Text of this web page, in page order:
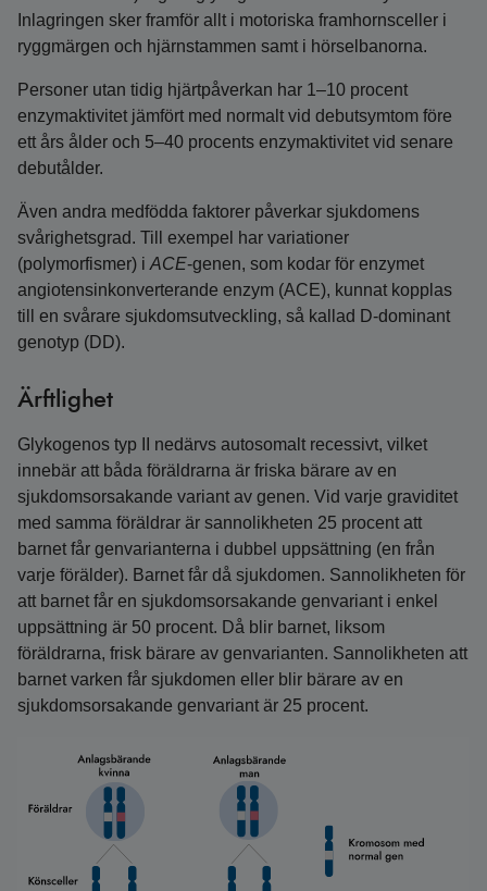
Inlagringen sker framför allt i motoriska framhornsceller i
ryggmärgen och hjärnstammen samt i hörselbanorna.
Personer utan tidig hjärtpåverkan har 1–10 procent
enzymaktivitet jämfört med normalt vid debutsymtom före
ett års ålder och 5–40 procents enzymaktivitet vid senare
debutålder.
Även andra medfödda faktorer påverkar sjukdomens
svårighetsgrad. Till exempel har variationer
(polymorfismer) i ACE-genen, som kodar för enzymet
angiotensinkonverterande enzym (ACE), kunnat kopplas
till en svårare sjukdomsutveckling, så kallad D-dominant
genotyp (DD).
Ärftlighet
Glykogenos typ II nedärvs autosomalt recessivt, vilket
innebär att båda föräldrarna är friska bärare av en
sjukdomsorsakande variant av genen. Vid varje graviditet
med samma föräldrar är sannolikheten 25 procent att
barnet får genvarianterna i dubbel uppsättning (en från
varje förälder). Barnet får då sjukdomen. Sannolikheten för
att barnet får en sjukdomsorsakande genvariant i enkel
uppsättning är 50 procent. Då blir barnet, liksom
föräldrarna, frisk bärare av genvarianten. Sannolikheten att
barnet varken får sjukdomen eller blir bärare av en
sjukdomsorsakande genvariant är 25 procent.